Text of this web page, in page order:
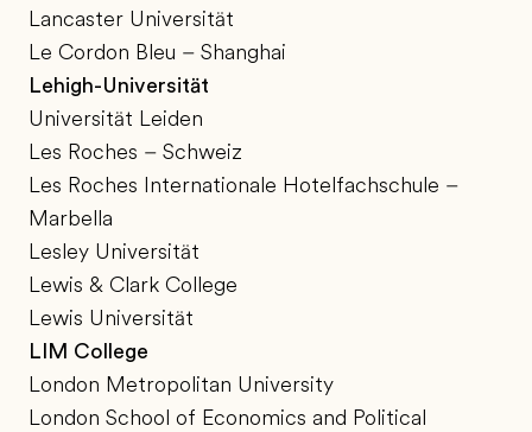
Lancaster Universität
Le Cordon Bleu – Shanghai
Lehigh-Universität
Universität Leiden
Les Roches – Schweiz
Les Roches Internationale Hotelfachschule –
Marbella
Lesley Universität
Lewis & Clark College
Lewis Universität
LIM College
London Metropolitan University
London School of Economics and Political